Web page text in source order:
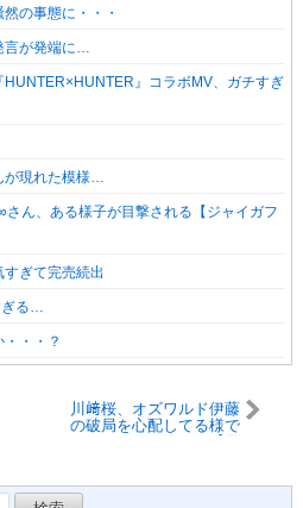
の事態に・・・
言が発端に…
』コラボMV、ガチすぎ
が現れた模様…
さん、ある様子が目撃される【ジャイガフ
ぎて完売続出
ぎる…
・・？
川﨑桜、オズワルド伊藤
の破局を心配してる様で
中】